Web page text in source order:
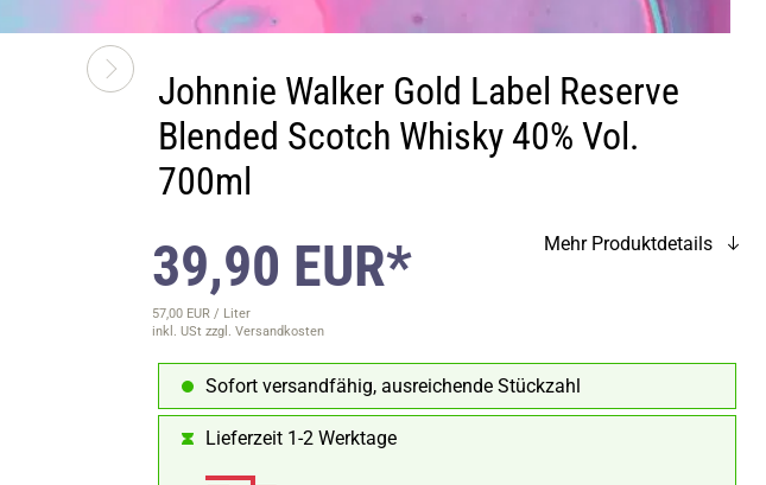
Johnnie Walker Gold Label Reserve
Blended Scotch Whisky 40% Vol.
700ml
39,90 EUR*
57,00 EUR / Liter
inkl. USt zzgl. Versandkosten
Mehr Produktdetails
Sofort versandfähig, ausreichende Stückzahl
Lieferzeit 1-2 Werktage